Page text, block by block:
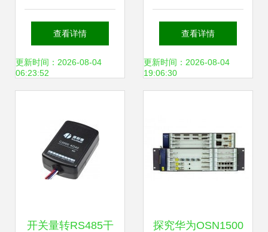
业读码器同时采集
多个二维码的解决
查看详情
更新时间：2026-08-04
06:23:52
传输设备解析
查看详情
更新时间：2026-08-04
19:06:30
开关量转RS485干 探究华为OSN1500